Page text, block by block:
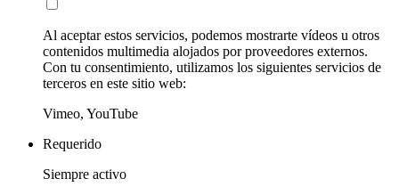
Al aceptar estos servicios, podemos mostrarte vídeos u otros
contenidos multimedia alojados por proveedores externos.
Con tu consentimiento, utilizamos los siguientes servicios de
terceros en este sitio web:
Vimeo, YouTube
Requerido
Siempre activo